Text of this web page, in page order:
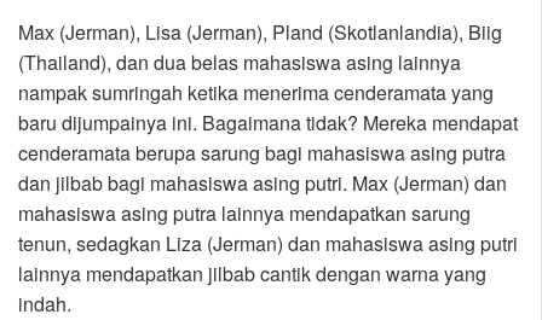
Max (Jerman), Lisa (Jerman), Pland (Skotlanlandia), Biig
(Thailand), dan dua belas mahasiswa asing lainnya
nampak sumringah ketika menerima cenderamata yang
baru dijumpainya ini. Bagaimana tidak? Mereka mendapat
cenderamata berupa sarung bagi mahasiswa asing putra
dan jilbab bagi mahasiswa asing putri. Max (Jerman) dan
mahasiswa asing putra lainnya mendapatkan sarung
tenun, sedagkan Liza (Jerman) dan mahasiswa asing putri
lainnya mendapatkan jilbab cantik dengan warna yang
indah.